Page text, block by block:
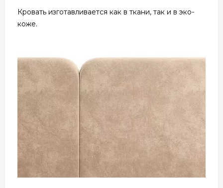
Кровать изготавливается как в ткани, так и в эко-
коже.